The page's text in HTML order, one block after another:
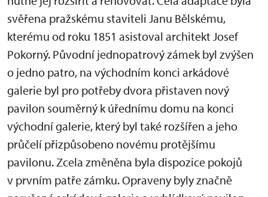
svěřena pražskému staviteli Janu Bělskému,
kterému od roku 1851 asistoval architekt Josef
Pokorný. Původní jednopatrový zámek byl zvýšen
o jedno patro, na východním konci arkádové
galerie byl pro potřeby dvora přistaven nový
pavilon souměrný k úřednímu domu na konci
východní galerie, který byl také rozšířen a jeho
průčelí přizpůsobeno novému protějšímu
pavilonu. Zcela změněna byla dispozice pokojů
v prvním patře zámku. Opraveny byly značně